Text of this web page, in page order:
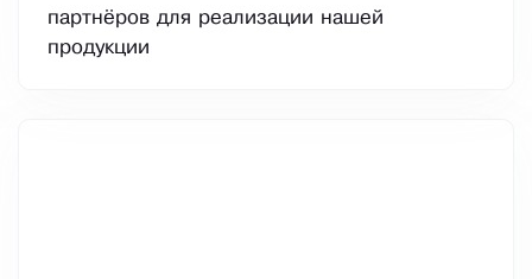
партнёров для реализации нашей
продукции